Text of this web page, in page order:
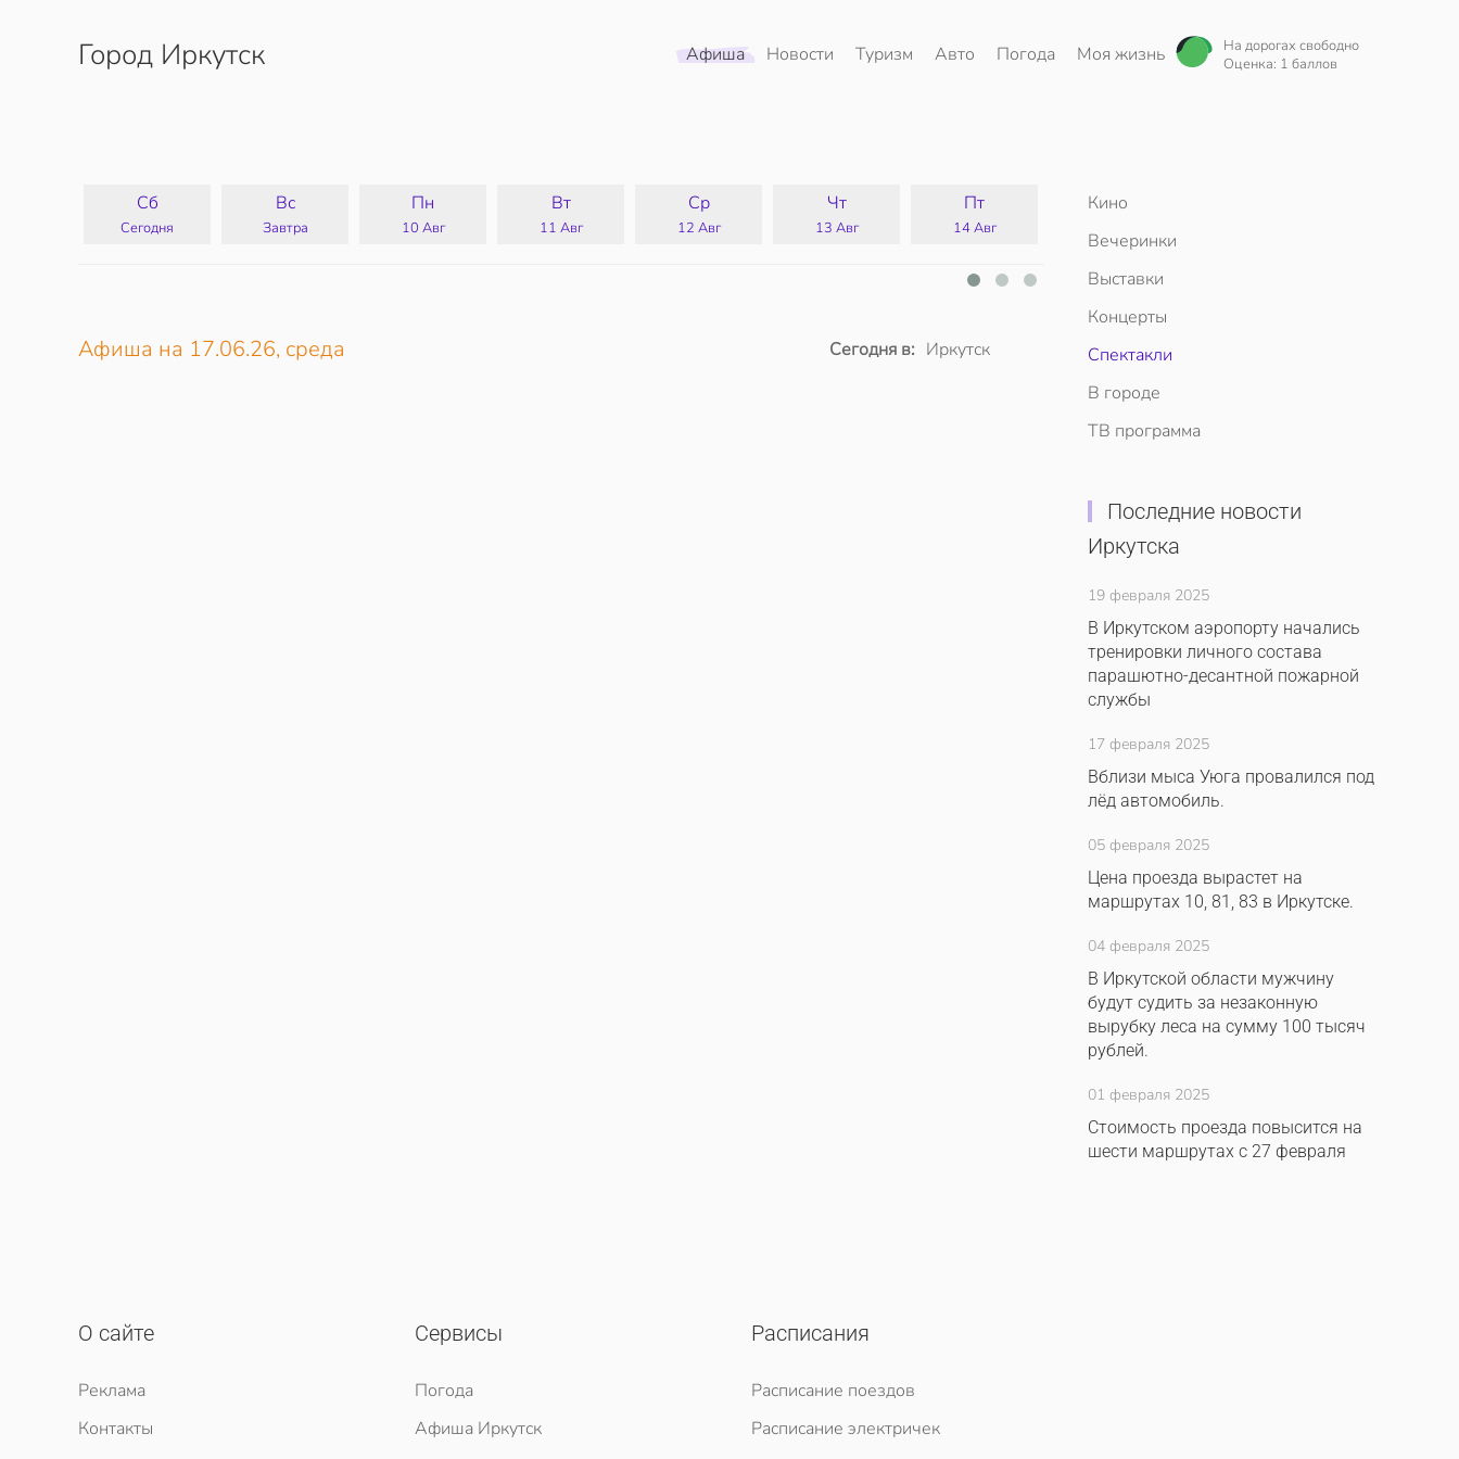
Перейти к содержимому
Город Иркутск Афиша Новости Туризм Авто Погода Моя жизнь
На дорогах свободно
Оценка: 1 баллов
Сб
Сегодня
Вс
Завтра
Пн
10 Авг
Вт
11 Авг
Ср
12 Авг
Чт
13 Авг
Пт
14 Авг
Сб
Сегодня в: Иркутск
Афиша на 17.06.26, среда
Кино
Вечеринки
Выставки
Концерты
Спектакли
В городе
ТВ программа
Последние новости
Иркутска
19 февраля 2025
В Иркутском аэропорту начались
тренировки личного состава
парашютно-десантной пожарной
службы
17 февраля 2025
Вблизи мыса Уюга провалился под
лёд автомобиль.
05 февраля 2025
Цена проезда вырастет на
маршрутах 10, 81, 83 в Иркутске.
04 февраля 2025
В Иркутской области мужчину
будут судить за незаконную
вырубку леса на сумму 100 тысяч
рублей.
01 февраля 2025
Стоимость проезда повысится на
шести маршрутах с 27 февраля
О сайте
Реклама
Контакты
Сервисы
Погода
Афиша Иркутск
Расписания
Расписание поездов
Расписание электричек